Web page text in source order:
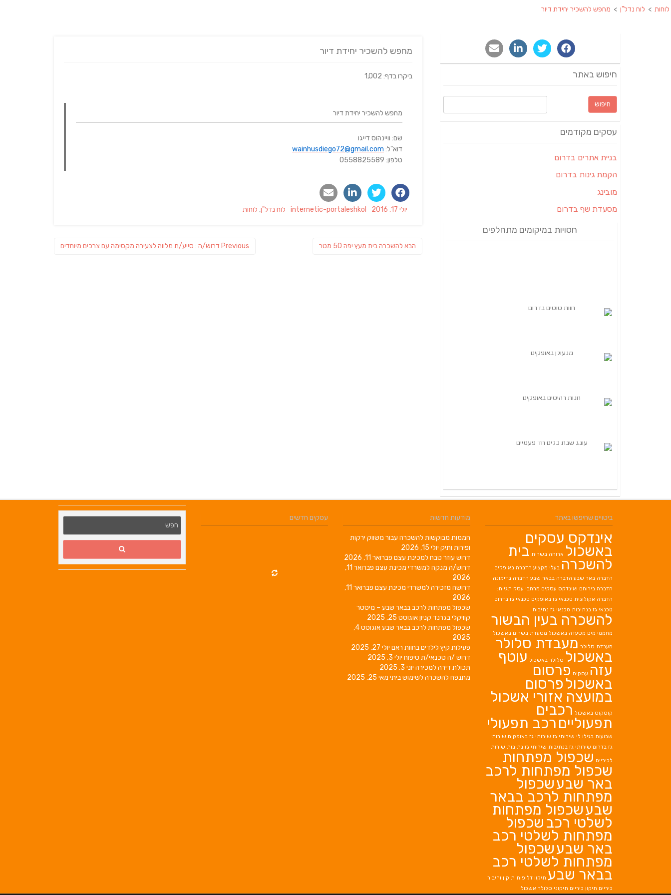
לוחות > לוח נדל"ן > מחפש להשכיר יחידת דיור
מחפש להשכיר יחידת דיור
ביקרו בדף: 1,002
מחפש להשכיר יחידת דיור
שם: וויינהוס דייגו
דוא"ל: wainhusdiego72@gmail.com
טלפון: 0558825589
Posted
יולי 17, 2016 Author
internetic-portaleshkol
Categories
לוח נדל"ן, לוחות
Previous
Previous
דרוש/ה : סייע/ת מלווה לצעירה מקסימה עם צרכים מיוחדים הבא פוסט
להשכרה בית מעץ יפה 50 מטר
חיפוש באתר
חיפוש:
עסקים מקודמים
בניית אתרים בדרום
הקמת גינות בדרום
מובינג
מסעדת שף בדרום
חסויות במיקומים מתחלפים
עסקים חדשים מודעות חדשות
חממות מבוקשות להשכרה עבור משווק ירקות
ופירות ותיק יולי 15, 2026
דרוש עוזר טבח למכינת עצם פברואר 11, 2026
דרוש/ה מנקה למשרדי מכינת עצם
פברואר 11,
2026
דרושה מזכירה למשרדי מכינת עצם
פברואר 11,
2026
שכפול מפתחות לרכב בבאר שבע – מיסטר
קוויקלי בגרנד קניוןאוגוסט 25, 2025
שכפול מפתחות לרכב בבאר שבע
אוגוסט 4,
2025
פעילות קיץ לילדים בחוות ראם יולי 27, 2025
דרוש /ה טכנאי/ת טיפוח יולי 3, 2025
תכולת דירה למכירה יוני 3, 2025
מתנפח להשכרה לשימוש ביתי מאי 25, 2025
ביטויים שחיפשו באתר
אינדקס עסקים
באשכול ארוחה בשרית בית
להשכרה בעלי מקצוע הדברה באופקים
הדברה באר שבע הדברה בבאר שבע הדברה בדימונה
הדברה בירוחם ואינדקס עסקים מרחבי עסק תגיות:
הדברה אקולוגית טכנאי גז באופקים טכנאי גז בדרום
טכנאי גז בנתיבות טכנאי גז נתיבות
להשכרה בעין הבשור
מחממי מים מסעדה באשכול מסעדת בשרים באשכול
מעבדת סלולר מעבדת סלולר
באשכול סלולר באשכול עוטף
עזה עסקים פרסום
באשכול פרסום
במועצה אזורי אשכול
קוסקוס באשכול רכבים
תפעוליים רכב תפעולי
שבועות בגילו לי שירותי גז שירותי גז באופקים שירותי
גז בדרום שירותי גז בנתיבות שירותי גז נתיבות שירות
לכיריים שכפול מפתחות
שכפול מפתחות לרכב
באר שבעשכפול
מפתחות לרכב בבאר
שבעשכפול מפתחות
לשלטי רכב שכפול
מפתחות לשלטי רכב
באר שבעשכפול
מפתחות לשלטי רכב
בבאר שבע תיקון דליפות תיקון וחיבור
כיריים תיקון כיריים תיקוני סלולר אשכול